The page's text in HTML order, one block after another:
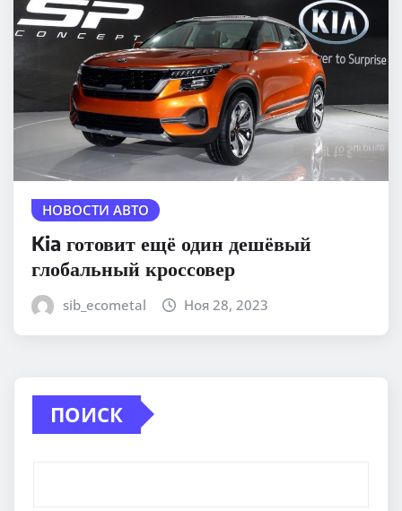
НОВОСТИ АВТО
Kia готовит ещё один дешёвый
глобальный кроссовер
sib_ecometal Ноя 28, 2023
ПОИСК